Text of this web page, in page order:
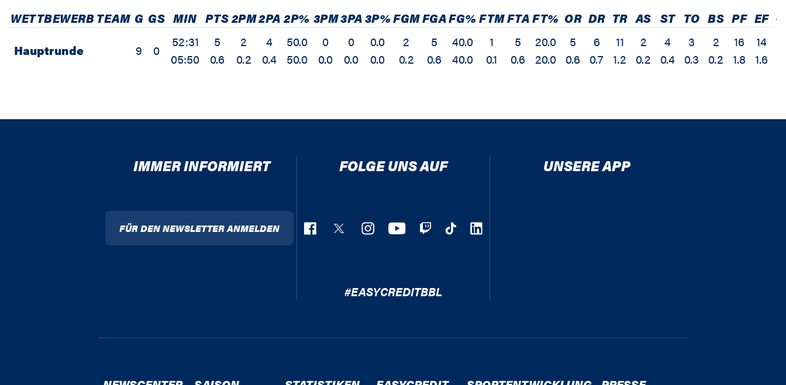
WETTBEWERBTEAM G GS MIN PTS2PM2PA 2P% 3PM3PA3P%FGMFGAFG% FTMFTAFT% OR DR TR AS ST TO BS PF EF
Hauptrunde
9 0
52:31
05:50
5
0.6
2
0.2
4
0.4
50.0
50.0
0
0.0
0
0.0
0.0
0.0
2
0.2
5
0.6
40.0
40.0
1
0.1
5
0.6
20.0
20.0
5
0.6
6
0.7
11
1.2
2
0.2
4
0.4
3
0.3
2
0.2
16
1.8
14
1.6
IMMER INFORMIERT
FÜR DEN NEWSLETTER ANMELDEN
FOLGE UNS AUF
#EASYCREDITBBL
UNSERE APP